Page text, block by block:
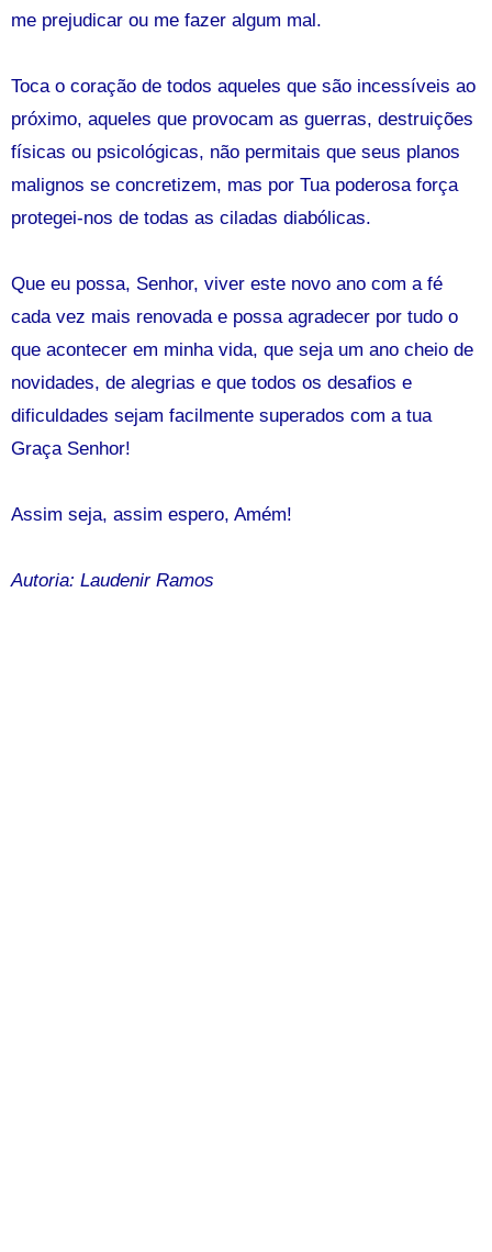
me prejudicar ou me fazer algum mal.
Toca o coração de todos aqueles que são incessíveis ao
próximo, aqueles que provocam as guerras, destruições
físicas ou psicológicas, não permitais que seus planos
malignos se concretizem, mas por Tua poderosa força
protegei-nos de todas as ciladas diabólicas.
Que eu possa, Senhor, viver este novo ano com a fé
cada vez mais renovada e possa agradecer por tudo o
que acontecer em minha vida, que seja um ano cheio de
novidades, de alegrias e que todos os desafios e
dificuldades sejam facilmente superados com a tua
Graça Senhor!
Assim seja, assim espero, Amém!
Autoria: Laudenir Ramos